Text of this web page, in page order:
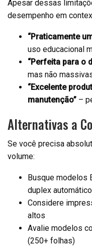
Apesar dessas
desempenho em
“Praticamente
uso educacional
“Perfeita para o
mas não
“Excelente
manutenção” –
Alternativas a
Se você precisa
volume:
Busque modelos
duplex automático
Considere
altos
Avalie modelos
(250+ folhas)